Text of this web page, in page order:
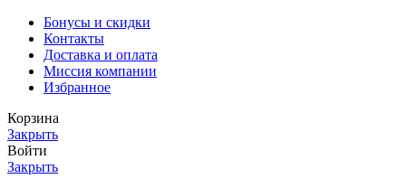
Бонусы и скидки
Контакты
Доставка и оплата
Миссия компании
Избранное
Корзина
Закрыть
Войти
Закрыть